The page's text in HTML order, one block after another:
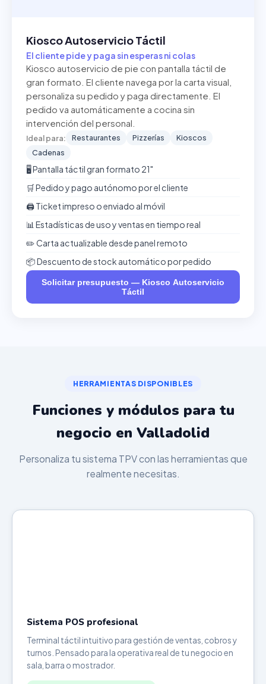
Kiosco Autoservicio Táctil
El cliente pide y paga sin esperas ni colas
Kiosco autoservicio de pie con pantalla táctil de
gran formato. El cliente navega por la carta visual,
personaliza su pedido y paga directamente. El
pedido va automáticamente a cocina sin
intervención del personal.
Ideal para: Restaurantes Pizzerías
Kioscos
Cadenas
🖥️ Pantalla táctil gran formato 21"
🛒 Pedido y pago autónomo por el cliente
🖨️ Ticket impreso o enviado al móvil
📊 Estadísticas de uso y ventas en tiempo real
✏️ Carta actualizable desde panel remoto
📦 Descuento de stock automático por pedido
Solicitar presupuesto — Kiosco Autoservicio
Táctil
HERRAMIENTAS DISPONIBLES
Funciones y módulos para tu
negocio en Valladolid
Personaliza tu sistema TPV con las herramientas que
realmente necesitas.
Sistema POS profesional
Terminal táctil intuitivo para gestión de ventas, cobros y
turnos. Pensado para la operativa real de tu negocio en
sala, barra o mostrador.